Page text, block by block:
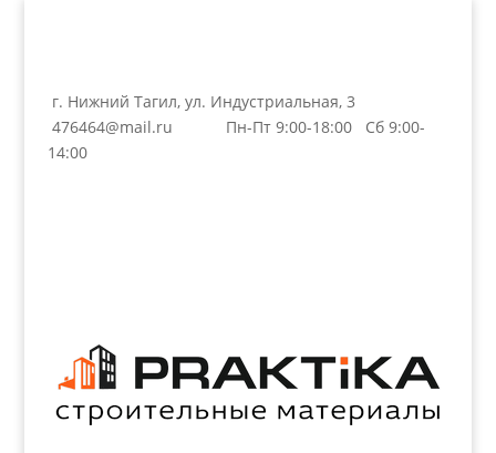
г. Нижний Тагил, ул. Индустриальная, 3
476464@mail.ru
Пн-Пт 9:00-18:00 Сб 9:00-
14:00